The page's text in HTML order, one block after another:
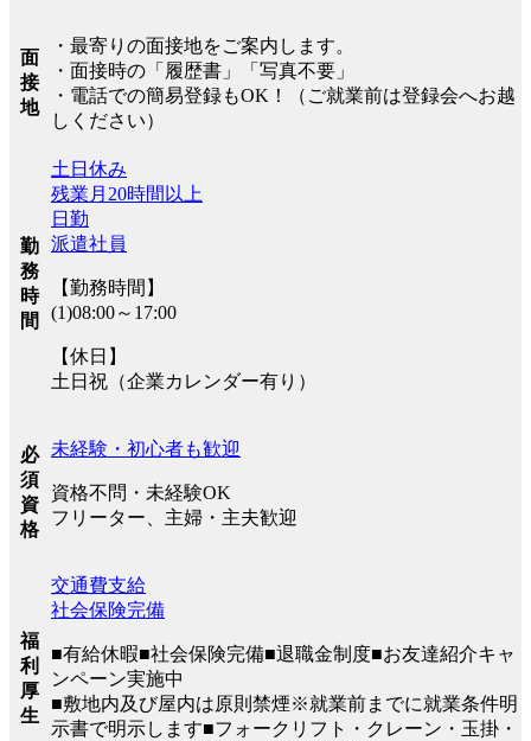
面
接
地
・最寄りの面接地をご案内します。
・面接時の「履歴書」「写真不要」
・電話での簡易登録もOK！（ご就業前は登録会へお越
しください）
勤
務
時
間
土日休み
残業月20時間以上
日勤
派遣社員
【勤務時間】
(1)08:00～17:00
【休日】
土日祝（企業カレンダー有り）
必
須
資
格
未経験・初心者も歓迎
資格不問・未経験OK
フリーター、主婦・主夫歓迎
福
利
厚
生
交通費支給
社会保険完備
■有給休暇■社会保険完備■退職金制度■お友達紹介キャ
ンペーン実施中
■敷地内及び屋内は原則禁煙※就業前までに就業条件明
示書で明示します■フォークリフト・クレーン・玉掛・